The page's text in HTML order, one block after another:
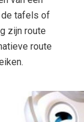
de tafels of
zijn route
route